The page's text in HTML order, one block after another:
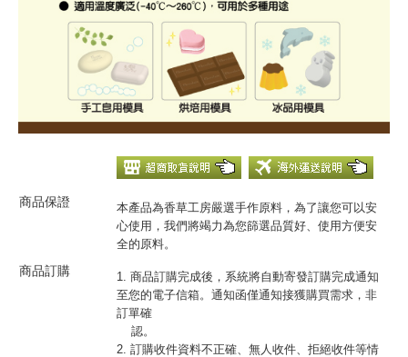
商品保證
本產品為香草工房嚴選手作原料，為了讓您可以安
心使用，我們將竭力為您篩選品質好、使用方便安
全的原料。
商品訂購
1. 商品訂購完成後，系統將自動寄發訂購完成通知
至您的電子信箱。通知函僅通知接獲購買需求，非
訂單確
認。
2. 訂購收件資料不正確、無人收件、拒絕收件等情